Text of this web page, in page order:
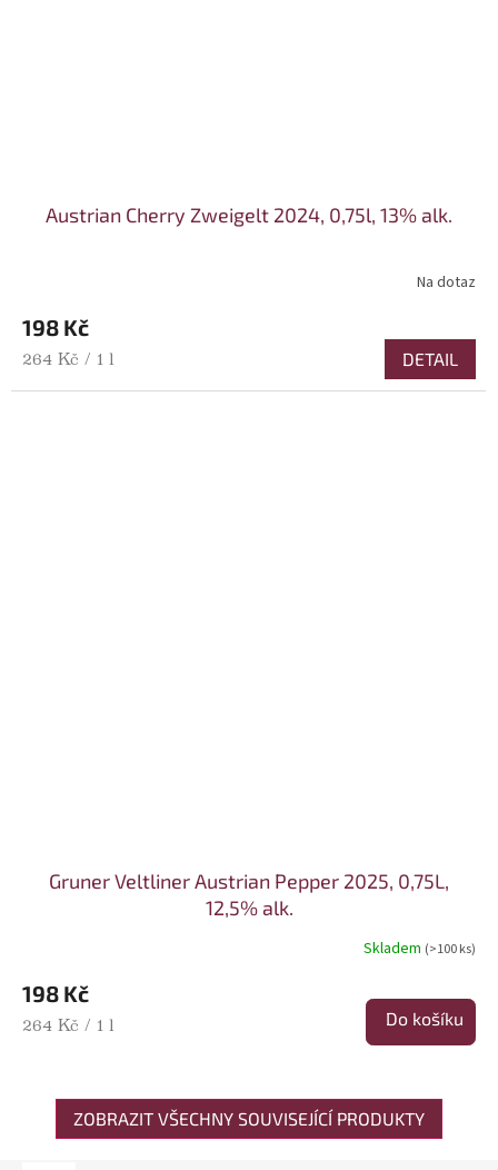
Austrian Cherry Zweigelt 2024, 0,75l, 13% alk.
Na dotaz
198 Kč
Měrná cena:
264 Kč / 1 l DETAIL
Gruner Veltliner Austrian Pepper 2025, 0,75L,
12,5% alk.
Skladem (>100 ks)
198 Kč
Měrná cena:
264 Kč / 1 l Do košíku
ZOBRAZIT VŠECHNY SOUVISEJÍCÍ PRODUKTY